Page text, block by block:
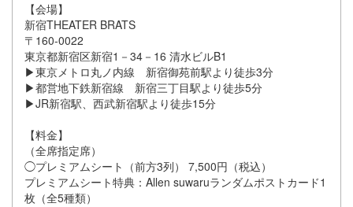
【会場】
新宿THEATER BRATS
〒160-0022
東京都新宿区新宿1－34－16 清水ビルB1
▶︎東京メトロ丸ノ内線 新宿御苑前駅より徒歩3分
▶︎都営地下鉄新宿線 新宿三丁目駅より徒歩5分
▶︎JR新宿駅、西武新宿駅より徒歩15分
【料金】
（全席指定席）
◯プレミアムシート（前方3列） 7,500円（税込）
プレミアムシート特典：Allen suwaruランダムポストカード1
枚（全5種類）